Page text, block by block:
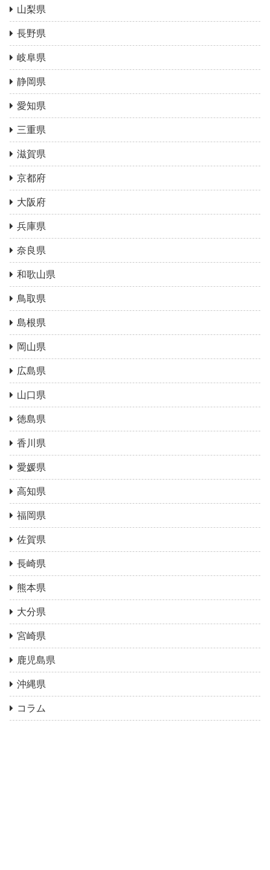
山梨県
長野県
岐阜県
静岡県
愛知県
三重県
滋賀県
京都府
大阪府
兵庫県
奈良県
和歌山県
鳥取県
島根県
岡山県
広島県
山口県
徳島県
香川県
愛媛県
高知県
福岡県
佐賀県
長崎県
熊本県
大分県
宮崎県
鹿児島県
沖縄県
コラム